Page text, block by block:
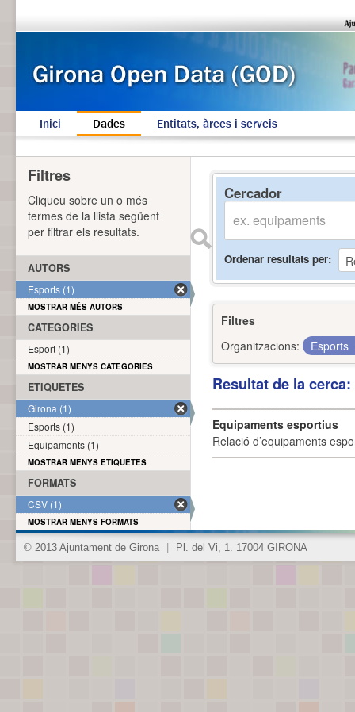
Inici Dades Entitats, àrees i serveis
Cercador
Ordenar resultats per
Filtres
Organitzacions:
Esports
Resultat de la
Equipaments esportius
Relació d’equipaments
Filtres
Cliqueu sobre un o més
termes de la llista següent
per filtrar els resultats.
AUTORS
Esports (1)
MOSTRAR MÉS AUTORS
CATEGORIES
Esport (1)
MOSTRAR MENYS CATEGORIES
ETIQUETES
Girona (1)
Esports (1)
Equipaments (1)
MOSTRAR MENYS ETIQUETES
FORMATS
CSV (1)
MOSTRAR MENYS FORMATS
© 2013 Ajuntament de Girona Pl. del Vi, 1. 17004 GIRONA